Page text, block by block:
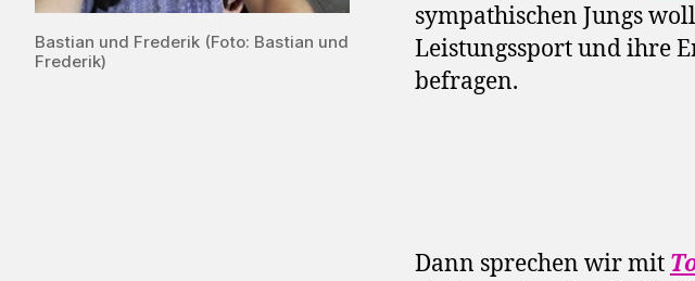
Bastian und Frederik (Foto: Bastian und
Frederik)
sympathischen Jungs
Leistungssport und ihre
befragen.
Dann sprechen wir mit